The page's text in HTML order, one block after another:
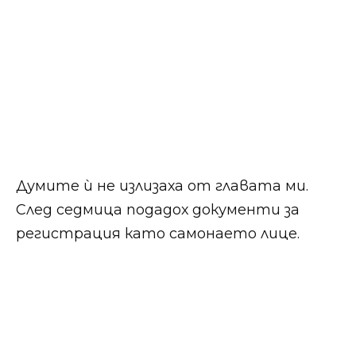
Думите ѝ не излизаха от главата ми.
След седмица подадох документи за
регистрация като самонаето лице.